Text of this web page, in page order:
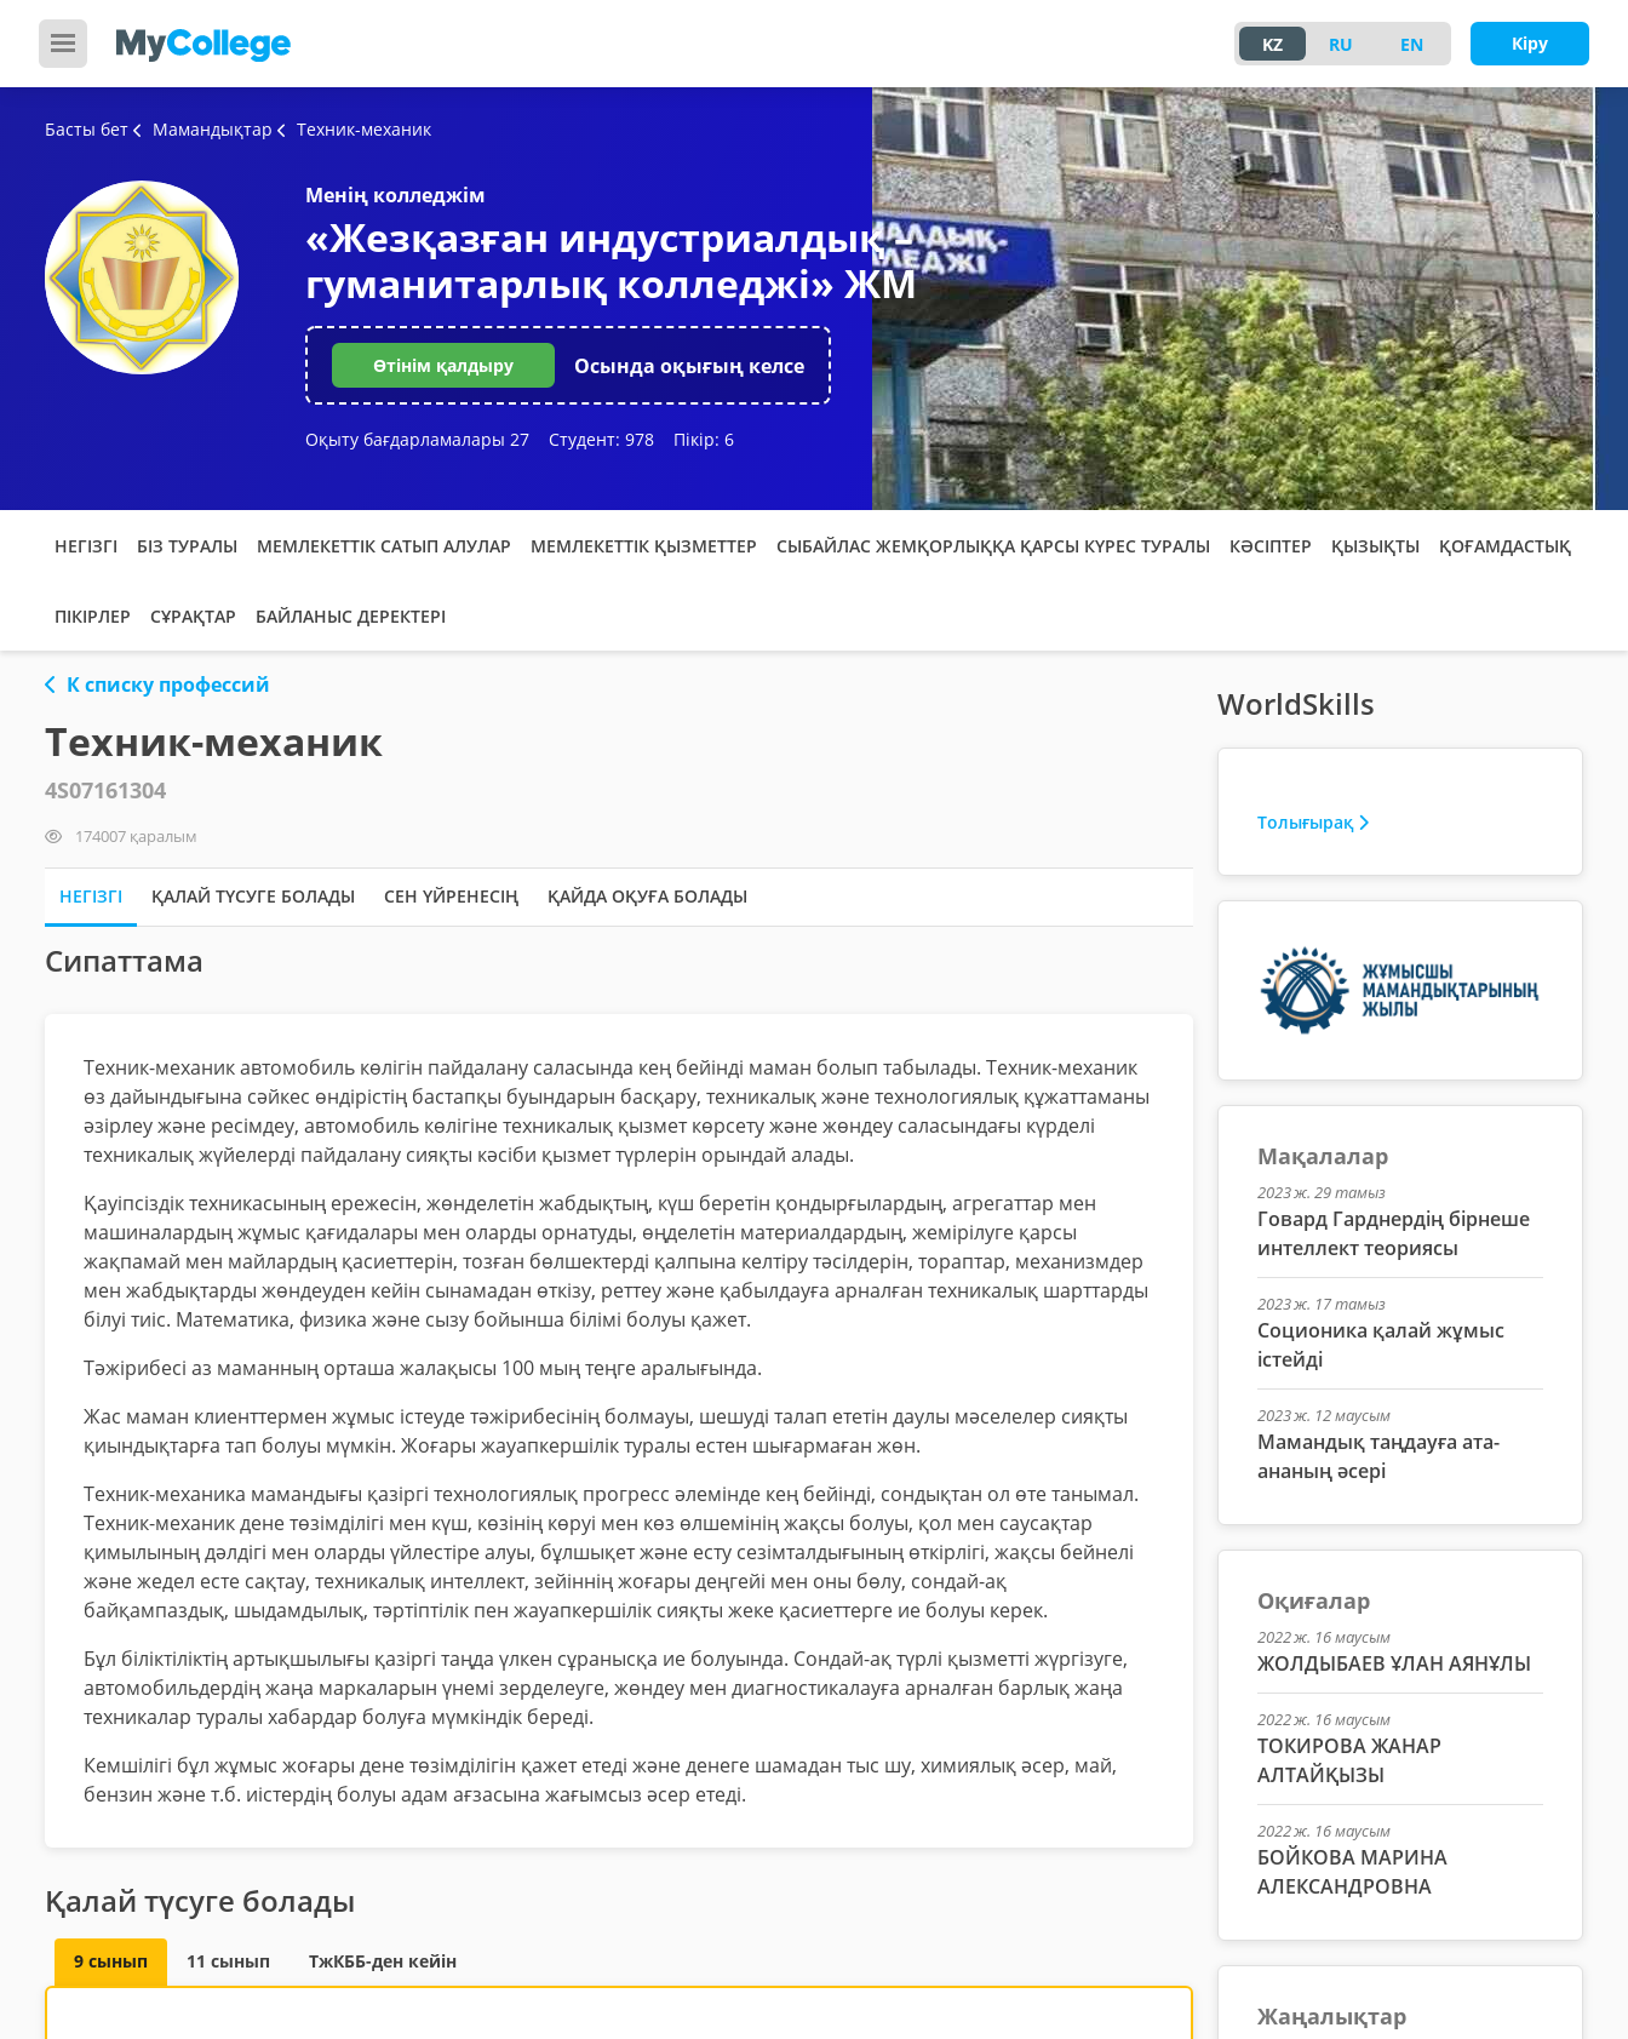
KZ RU EN Кіру
Басты бет Мамандықтар Техник-механик
Менің колледжім
«Жезқазған индустриалдық –
гуманитарлық колледжі» ЖМ
Өтінім қалдыру Осында оқығың келсе
Оқыту бағдарламалары 27 Студент: 978 Пікір: 6
НЕГІЗГІ БІЗ ТУРАЛЫ МЕМЛЕКЕТТІК САТЫП АЛУЛАР МЕМЛЕКЕТТІК ҚЫЗМЕТТЕР СЫБАЙЛАС ЖЕМҚОРЛЫҚҚА ҚАРСЫ КҮРЕС ТУРАЛЫ КӘСІПТЕР ҚЫЗЫҚТЫ ҚОҒАМДАСТЫҚ
ПІКІРЛЕР СҰРАҚТАР БАЙЛАНЫС ДЕРЕКТЕРІ
К списку профессий
Техник-механик
4S07161304
174007 қаралым
НЕГІЗГІ ҚАЛАЙ ТҮСУГЕ БОЛАДЫ СЕН ҮЙРЕНЕСІҢ ҚАЙДА ОҚУҒА БОЛАДЫ
Сипаттама
Техник-механик автомобиль көлігін пайдалану саласында кең бейінді маман болып табылады. Техник-механик
өз дайындығына сәйкес өндірістің бастапқы буындарын басқару, техникалық және технологиялық құжаттаманы
әзірлеу және ресімдеу, автомобиль көлігіне техникалық қызмет көрсету және жөндеу саласындағы күрделі
техникалық жүйелерді пайдалану сияқты кәсіби қызмет түрлерін орындай алады.
Қауіпсіздік техникасының ережесін, жөнделетін жабдықтың, күш беретін қондырғылардың, агрегаттар мен
машиналардың жұмыс қағидалары мен оларды орнатуды, өңделетін материалдардың, жемірілуге қарсы
жақпамай мен майлардың қасиеттерін, тозған бөлшектерді қалпына келтіру тәсілдерін, тораптар, механизмдер
мен жабдықтарды жөндеуден кейін сынамадан өткізу, реттеу және қабылдауға арналған техникалық шарттарды
білуі тиіс. Математика, физика және сызу бойынша білімі болуы қажет.
Тәжірибесі аз маманның орташа жалақысы 100 мың теңге аралығында.
Жас маман клиенттермен жұмыс істеуде тәжірибесінің болмауы, шешуді талап ететін даулы мәселелер сияқты
қиындықтарға тап болуы мүмкін. Жоғары жауапкершілік туралы естен шығармаған жөн.
Техник-механика мамандығы қазіргі технологиялық прогресс әлемінде кең бейінді, сондықтан ол өте танымал.
Техник-механик дене төзімділігі мен күш, көзінің көруі мен көз өлшемінің жақсы болуы, қол мен саусақтар
қимылының дәлдігі мен оларды үйлестіре алуы, бұлшықет және есту сезімталдығының өткірлігі, жақсы бейнелі
және жедел есте сақтау, техникалық интеллект, зейіннің жоғары деңгейі мен оны бөлу, сондай-ақ
байқампаздық, шыдамдылық, тәртіптілік пен жауапкершілік сияқты жеке қасиеттерге ие болуы керек.
Бұл біліктіліктің артықшылығы қазіргі таңда үлкен сұранысқа ие болуында. Сондай-ақ түрлі қызметті жүргізуге,
автомобильдердің жаңа маркаларын үнемі зерделеуге, жөндеу мен диагностикалауға арналған барлық жаңа
техникалар туралы хабардар болуға мүмкіндік береді.
Кемшілігі бұл жұмыс жоғары дене төзімділігін қажет етеді және денеге шамадан тыс шу, химиялық әсер, май,
бензин және т.б. иістердің болуы адам ағзасына жағымсыз әсер етеді.
Қалай түсуге болады
9 сынып 11 сынып ТжКББ-ден кейін
WorldSkills
Толығырақ
Мақалалар
2023 ж. 29 тамыз
Говард Гарднердің бірнеше
интеллект теориясы
2023 ж. 17 тамыз
Соционика қалай жұмыс
істейді
2023 ж. 12 маусым
Мамандық таңдауға ата-
ананың әсері
Оқиғалар
2022 ж. 16 маусым
ЖОЛДЫБАЕВ ҰЛАН АЯНҰЛЫ
2022 ж. 16 маусым
ТОКИРОВА ЖАНАР
АЛТАЙҚЫЗЫ
2022 ж. 16 маусым
БОЙКОВА МАРИНА
АЛЕКСАНДРОВНА
Жаңалықтар